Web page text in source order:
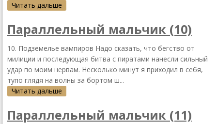
Читать дальше
Параллельный мальчик (10)
10. Подземелье вампиров Надо сказать, что бегство от
милиции и последующая битва с пиратами нанесли сильный
удар по моим нервам. Несколько минут я приходил в себя,
тупо глядя на волны за бортом ш...
Читать дальше
Параллельный мальчик (11)